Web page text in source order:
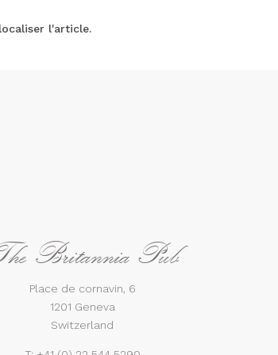
l'article.
Britannia Pub
Place de cornavin, 6
1201 Geneva
Switzerland